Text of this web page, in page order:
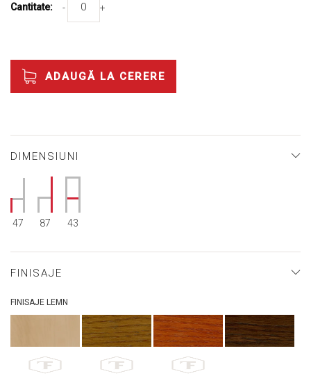
- +
ADAUGĂ LA CERERE
DIMENSIUNI
47 87 43
FINISAJE
FINISAJE LEMN